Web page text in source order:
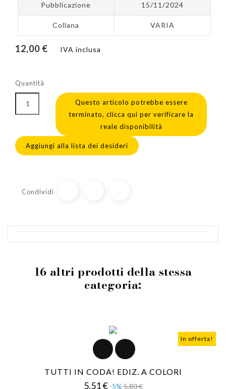
Pubblicazione 15/11/2024
Collana VARIA
12,00 € IVA inclusa
Quantità
Questo articolo potrebbe essere
terminato, clicca qui per verificare la
reale disponibilità
Aggiungi alla lista dei desideri
Condividi
16 altri prodotti della stessa
categoria:
In offerta!
TUTTI IN CODA! EDIZ. A COLORI
5,51 € Prezzo
-5% 5,80 €Prezzo